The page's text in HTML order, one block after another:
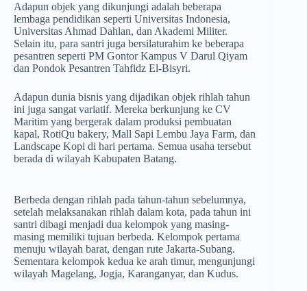
Adapun objek yang dikunjungi adalah beberapa
lembaga pendidikan seperti Universitas Indonesia,
Universitas Ahmad Dahlan, dan Akademi Militer.
Selain itu, para santri juga bersilaturahim ke beberapa
pesantren seperti PM Gontor Kampus V Darul Qiyam
dan Pondok Pesantren Tahfidz El-Bisyri.
Adapun dunia bisnis yang dijadikan objek rihlah tahun
ini juga sangat variatif. Mereka berkunjung ke CV
Maritim yang bergerak dalam produksi pembuatan
kapal, RotiQu bakery, Mall Sapi Lembu Jaya Farm, dan
Landscape Kopi di hari pertama. Semua usaha tersebut
berada di wilayah Kabupaten Batang.
Berbeda dengan rihlah pada tahun-tahun sebelumnya,
setelah melaksanakan rihlah dalam kota, pada tahun ini
santri dibagi menjadi dua kelompok yang masing-
masing memiliki tujuan berbeda. Kelompok pertama
menuju wilayah barat, dengan rute Jakarta-Subang.
Sementara kelompok kedua ke arah timur, mengunjungi
wilayah Magelang, Jogja, Karanganyar, dan Kudus.